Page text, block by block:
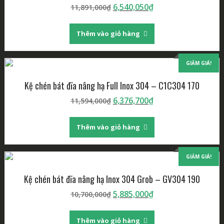
11,891,000₫ Giá
là:
11,891,000₫.
6,540,050₫Giá
6,540,050₫.
Thêm vào giỏ hàng
GIẢM GIÁ!
Kệ chén bát đĩa nâng hạ Full Inox 304 – C1C304 170
11,594,000₫ Giá
là:
11,594,000₫.
6,376,700₫Giá
6,376,700₫.
Thêm vào giỏ hàng
GIẢM GIÁ!
Kệ chén bát đĩa nâng hạ Inox 304 Grob – GV304 190
10,700,000₫ Giá
là:
5,885,000₫Giá
Thêm vào giỏ hàng